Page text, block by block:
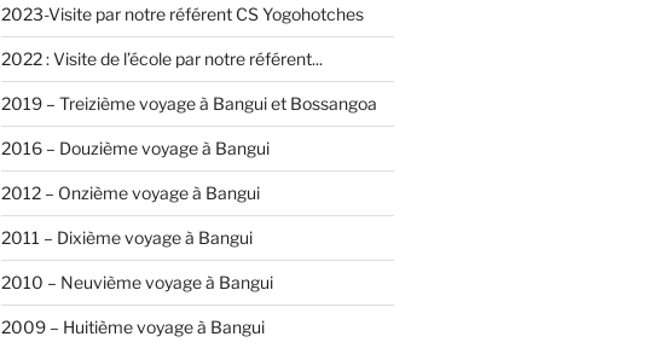
2023-Visite par notre référent CS Yogohotches
2022 : Visite de l’école par notre référent...
2019 – Treizième voyage à Bangui et Bossangoa
2016 – Douzième voyage à Bangui
2012 – Onzième voyage à Bangui
2011 – Dixième voyage à Bangui
2010 – Neuvième voyage à Bangui
2009 – Huitième voyage à Bangui